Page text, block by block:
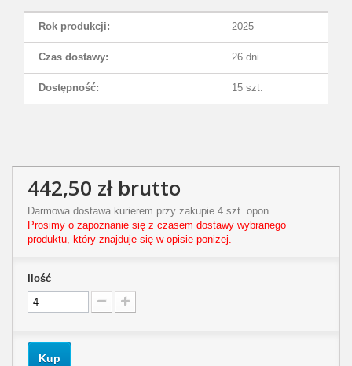
Rok produkcji: 2025
Czas dostawy: 26 dni
Dostępność: 15 szt.
442,50 złbrutto
Darmowa dostawa kurierem przy zakupie 4 szt. opon.
Prosimy o zapoznanie się z czasem dostawy wybranego
produktu, który znajduje się w opisie poniżej.
Ilość
Kup